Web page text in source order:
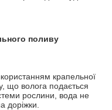
поливу
крапельної
що волога подається
рослини, вода не
доріжки.